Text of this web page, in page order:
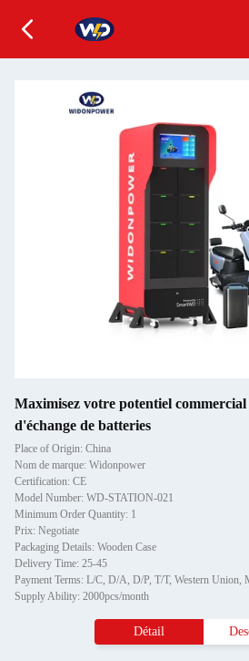
Maximisez votre potentiel
d'échange de batteries
Place of Origin: China
Nom de marque: Widonpower
Certification: CE
Model Number: WD-STATION-021
Minimum Order Quantity: 1
Prix: Negotiate
Packaging Details: Wooden Case
Delivery Time: 25-45
Payment Terms: L/C, D/A, D/P, T/T, Western Union,
Supply Ability: 2000pcs/month
Détail